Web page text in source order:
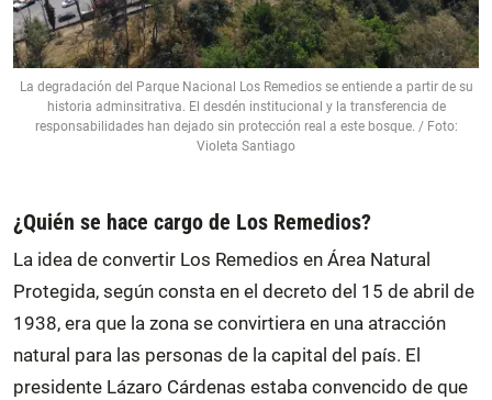
La degradación del Parque Nacional Los Remedios se entiende a partir de su
historia adminsitrativa. El desdén institucional y la transferencia de
responsabilidades han dejado sin protección real a este bosque. / Foto:
Violeta Santiago
¿Quién se hace cargo de Los Remedios?
La idea de convertir Los Remedios en Área Natural
Protegida, según consta en el decreto del 15 de abril de
1938, era que la zona se convirtiera en una atracción
natural para las personas de la capital del país. El
presidente Lázaro Cárdenas estaba convencido de que